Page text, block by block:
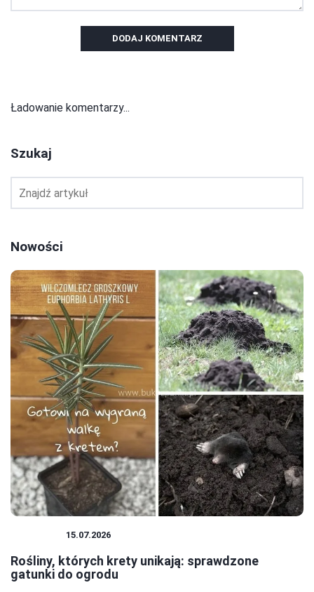
DODAJ KOMENTARZ
Ładowanie komentarzy...
Szukaj
Nowości
15.07.2026
Rośliny, których krety unikają: sprawdzone
gatunki do ogrodu